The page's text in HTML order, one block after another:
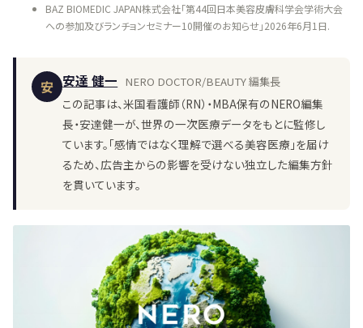
BAZ BIOMEDIC JAPAN株式会社「第44回日本美容皮膚科学会学術大会
への参加及びランチョンセミナー10開催のお知らせ」2026年6月1日.
安 安達 健一 NERO DOCTOR/BEAUTY 編集長
この記事は、米国看護師（RN）・MBA保有のNERO編集
長・安達健一が、世界の一次医療データをもとに監修し
ています。「感情ではなく理解で選べる美容医療」を届け
るため、広告主からの影響を受けない独立した編集方針
を貫いています。